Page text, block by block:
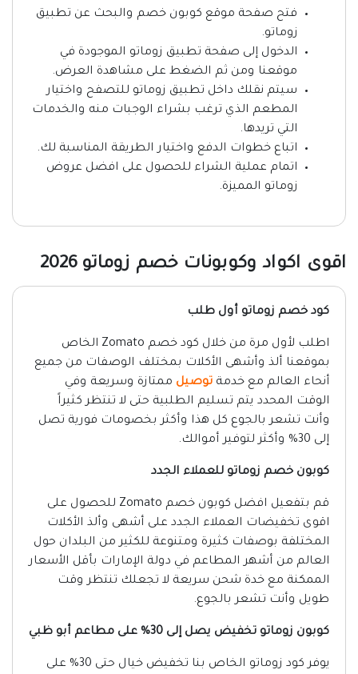
فتح صفحة موقع كوبون خصم والبحث عن تطبيق
زوماتو.
الدخول إلى صفحة تطبيق زوماتو الموجودة في
موقعنا ومن ثم الضغط على مشاهدة العرض.
سيتم نقلك داخل تطبيق زوماتو للتصفح واختيار
المطعم الذي ترغب بشراء الوجبات منه والخدمات
التي تريدها.
اتباع خطوات الدفع واختيار الطريقة المناسبة لك.
اتمام عملية الشراء للحصول على افضل عروض
زوماتو المميزة.
اقوى اكواد وكوبونات خصم زوماتو 2026
كود خصم زوماتو أول طلب
اطلب لأول مرة من خلال كود خصم Zomato الخاص
بموقعنا ألذ وأشهى الأكلات بمختلف الوصفات من جميع
أنحاء العالم مع خدمة توصيل ممتازة وسريعة وفي
الوقت المحدد يتم تسليم الطلبية حتى لا تنتظر كثيراً
وأنت تشعر بالجوع كل هذا وأكثر بخصومات فورية تصل
إلى 30% وأكثر لتوفير أموالك.
كوبون خصم زوماتو للعملاء الجدد
قم بتفعيل افضل كوبون خصم Zomato للحصول على
اقوى تخفيضات العملاء الجدد على أشهى وألذ الأكلات
المختلفة بوصفات كثيرة ومتنوعة للكثير من البلدان حول
العالم من أشهر المطاعم في دولة الإمارات بأقل الأسعار
الممكنة مع خدة شحن سريعة لا تجعلك تنتظر وقت
طويل وأنت تشعر بالجوع.
كوبون زوماتو تخفيض يصل إلى 30% على مطاعم أبو ظبي
يوفر كود زوماتو الخاص بنا تخفيض خيال حتى 30% على